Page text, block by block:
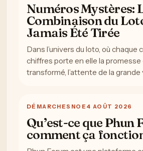
Numéros Mystères:
Combinaison du
Jamais Été Tirée
Dans l’univers du loto, où chaque
chiffres porte en elle la promesse
transformé, l’attente de la grande
DÉMARCHES NOE 4 AOÛT 2026
Qu’est-ce que Phun
comment ça